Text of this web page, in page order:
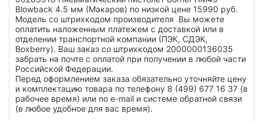
Blowback 4.5 мм (Макаров) по низкой цене 15990 руб.
Модель со штрихкодом производителя Вы можете
оплатить наложенным платежем с доставкой или в
отделении транспортной компании (ПЭК, СДЭК,
Boxberry). Ваш заказ со штрихкодом 2000000136035
забрать на почте с оплатой при получении в любой части
Российской Федерации.
Перед оформлением заказа обязательно уточняйте цену
и комплектацию товара по телефону 8 (499) 677 16 37 (в
рабочее время) или по e-mail и системе обратной связи
(в любое удобное для вас время).